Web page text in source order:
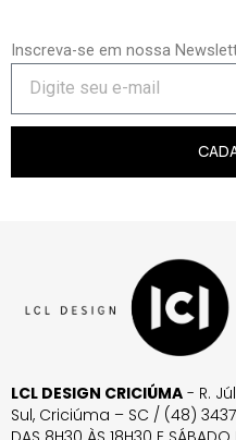
Inscreva-se em nossa
LCL DESIGN CRICIÚMA - R.
Sul, Criciúma – SC / (48) 3437-